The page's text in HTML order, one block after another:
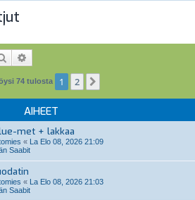
Etsi
74 tulosta 1 2
AIHEET
met + lakkaa
« La Elo 08, 2026 21:09
Saabit
« La Elo 08, 2026 21:03
Saabit